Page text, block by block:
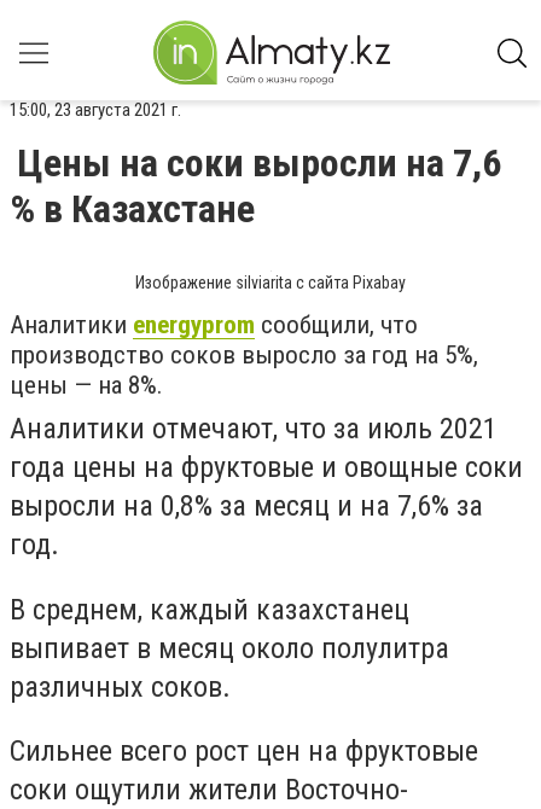
15:00, 23 августа 2021 г.
Цены на соки выросли на 7,6
% в Казахстане
Изображение silviarita с сайта Pixabay
Аналитики energyprom сообщили, что
производство соков выросло за год на 5%,
цены — на 8%.
Аналитики отмечают, что за июль 2021
года цены на фруктовые и овощные соки
выросли на 0,8% за месяц и на 7,6% за
год.
В среднем, каждый казахстанец
выпивает в месяц около полулитра
различных соков.
Сильнее всего рост цен на фруктовые
соки ощутили жители Восточно-